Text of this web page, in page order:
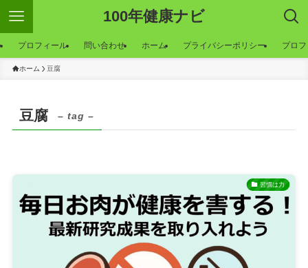
100年健康ナビ
プロフィール 問い合わせ ホーム プライバシーポリシー プロ
ホーム 豆腐
豆腐 – tag –
習慣は力